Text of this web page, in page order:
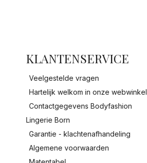
KLANTENSERVICE
Veelgestelde vragen
Hartelijk welkom in onze webwinkel
Contactgegevens Bodyfashion
Lingerie Born
Garantie - klachtenafhandeling
Algemene voorwaarden